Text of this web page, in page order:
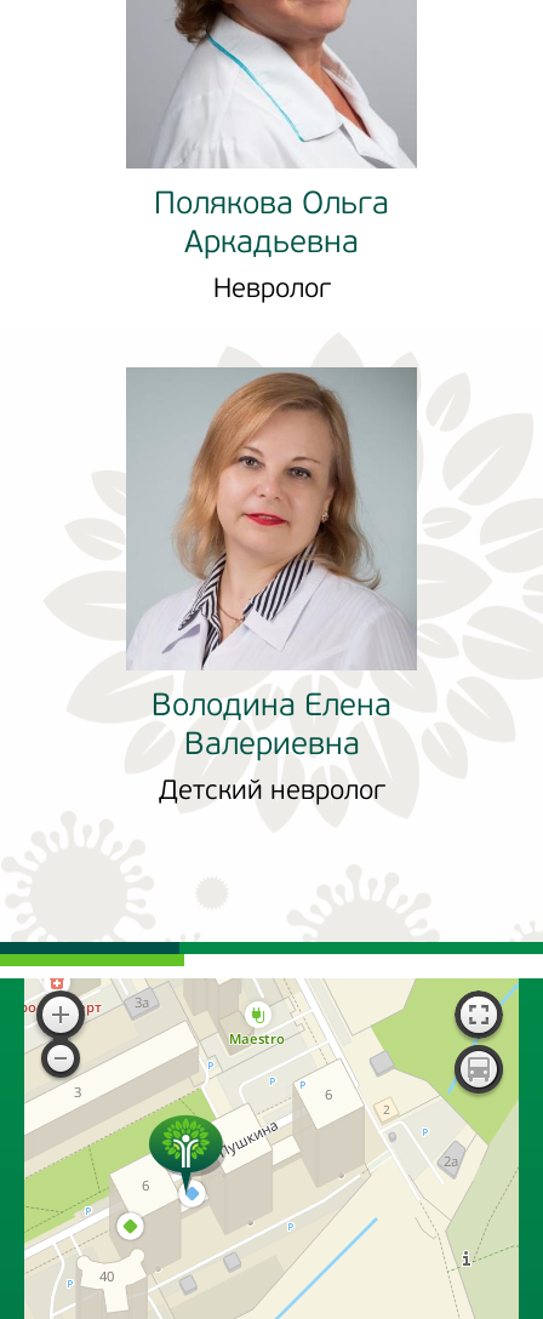
Полякова Ольга
Аркадьевна
Невролог
Володина Елена
Валериевна
Детский невролог